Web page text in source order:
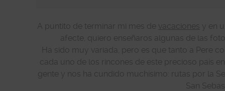
A puntito de terminar mi mes de vacaciones y en
afecte, quiero enseñaros algunas de las
Ha sido muy variada, pero es que tanto a Pere
cada uno de los rincones de este precioso país
gente y nos ha cundido muchísimo: rutas por la
San